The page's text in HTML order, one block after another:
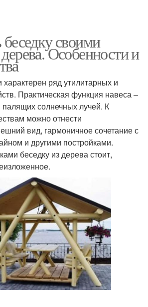
беседку своими
Особенности и
ряд утилитарных и
Практическая функция навеса –
палящих солнечных лучей. К
можно отнести
вид, гармоничное сочетание с
и другими постройками.
беседку из дерева стоит,